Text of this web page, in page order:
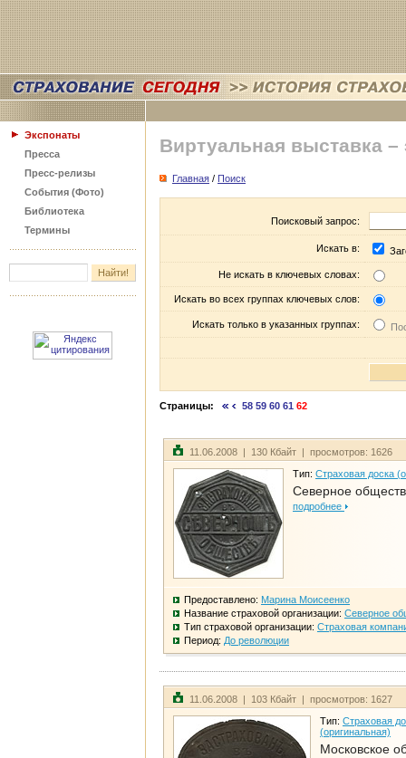
Экспонаты
Пресса
Пресс-релизы
События (Фото)
Библиотека
Термины
Виртуальная выставка –
Главная / Поиск
Поисковый запрос:
Искать в:
Не искать в ключевых словах:
Искать во всех группах ключевых слов:
Искать только в указанных группах:
Страницы: 58 59 60 61 62
11.06.2008 | 130 Кбайт | просмотров: 1626
Тип: Страховая доска
Северное
подробнее
Предоставлено: Марина Моисеенко
Название страховой организации: Северное
Тип страховой организации: Страховая
Период: До революции
11.06.2008 | 103 Кбайт | просмотров: 1627
Тип: Страховая
(оригинальная)
Московское